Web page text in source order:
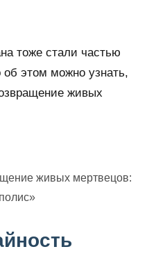
тоже стали частью
об этом можно узнать,
живых
живых мертвецов: